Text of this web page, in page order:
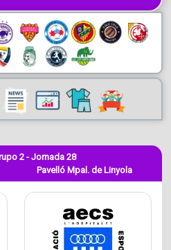
2 - Jornada 28
Pavelló Mpal. de Linyola